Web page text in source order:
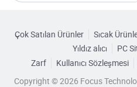
ı
Isıtm
a
Hdpe Boru Dikiş Kaynağı
Çok Satılan Ürünler Sıcak
Yıldız alıcı
PC
Zarf
Kullanıcı Sözleşmesi
Copyright © 2026 Focus